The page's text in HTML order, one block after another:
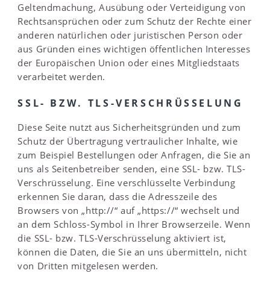
Geltendmachung, Ausübung oder Verteidigung von
Rechtsansprüchen oder zum Schutz der Rechte einer
anderen natürlichen oder juristischen Person oder
aus Gründen eines wichtigen öffentlichen Interesses
der Europäischen Union oder eines Mitgliedstaats
verarbeitet werden.
SSL- BZW. TLS-VERSCHRÜSSELUNG
Diese Seite nutzt aus Sicherheitsgründen und zum
Schutz der Übertragung vertraulicher Inhalte, wie
zum Beispiel Bestellungen oder Anfragen, die Sie an
uns als Seitenbetreiber senden, eine SSL- bzw. TLS-
Verschrüsselung. Eine verschlüsselte Verbindung
erkennen Sie daran, dass die Adresszeile des
Browsers von „http://“ auf „https://“ wechselt und
an dem Schloss-Symbol in Ihrer Browserzeile. Wenn
die SSL- bzw. TLS-Verschrüsselung aktiviert ist,
können die Daten, die Sie an uns übermitteln, nicht
von Dritten mitgelesen werden.